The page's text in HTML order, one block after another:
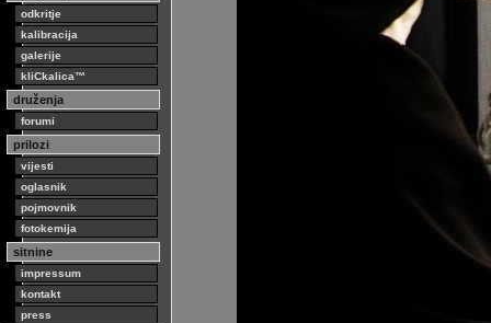
odkritje
kalibracija
galerije
kliCkalica™
druženja
forumi
prilozi
vijesti
oglasnik
pojmovnik
fotokemija
sitnine
impressum
kontakt
press